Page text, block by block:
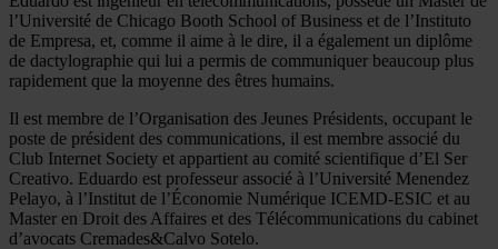
l’Université de Chicago Booth School of Business et de l’Instituto
de Empresa, et, comme il aime à le dire, il a également un diplôme
de dactylographie qui lui a permis de communiquer beaucoup plus
rapidement que la moyenne des êtres humains.
Il est membre de l’Organisation des Jeunes Présidents, occupant le
poste de président des communications, il est membre associé du
Club Internet Society et appartient au comité scientifique d’El Ser
Creativo. Eduardo est professeur associé à l’Université Menendez
Pelayo, à l’Institut de l’Économie Numérique ICEMD-ESIC et au
Master en Droit des Affaires et des Télécommunications du cabinet
d’avocats Cremades&Calvo Sotelo.